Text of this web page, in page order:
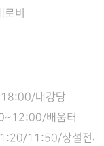
비
대강당
배움터
11:50/상설전시